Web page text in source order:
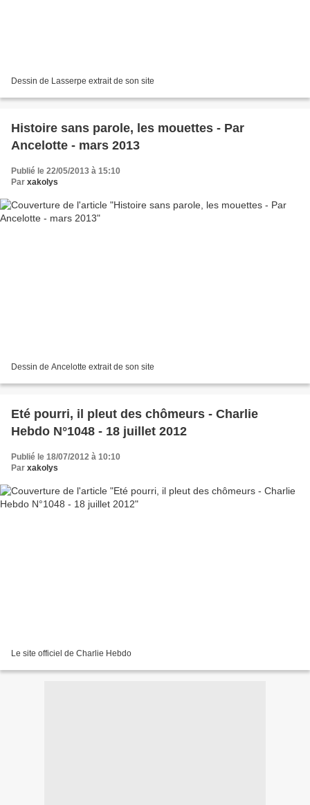
Dessin de Lasserpe extrait de son site
Histoire sans parole, les mouettes - Par
Ancelotte - mars 2013
Publié le 22/05/2013 à 15:10
Par xakolys
Dessin de Ancelotte extrait de son site
Eté pourri, il pleut des chômeurs - Charlie
Hebdo N°1048 - 18 juillet 2012
Publié le 18/07/2012 à 10:10
Par xakolys
Le site officiel de Charlie Hebdo